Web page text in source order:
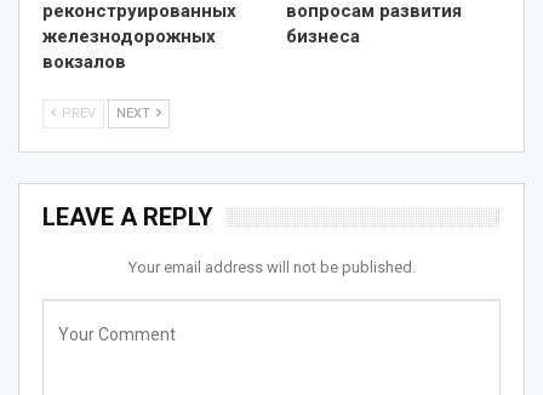
реконструированных
железнодорожных
вокзалов
вопросам развития
бизнеса
PREV NEXT
LEAVE A REPLY
Your email address will not be published.